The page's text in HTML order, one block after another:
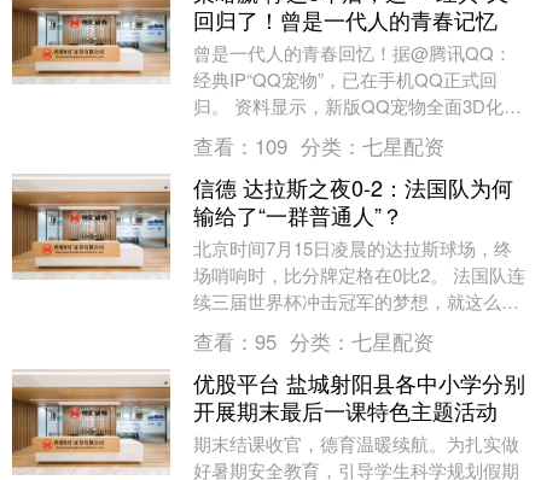
回归了！曾是一代人的青春记忆
曾是一代人的青春回忆！据@腾讯QQ：
经典IP“QQ宠物”，已在手机QQ正式回
归。 资料显示，新版QQ宠物全面3D化，
除企鹅外，新增“狗狗”与“蒜头鹅”物种；玩
法....
查看： 109 分类： 七星配资
信德 达拉斯之夜0-2：法国队为何
输给了“一群普通人”？
北京时间7月15日凌晨的达拉斯球场，终
场哨响时，比分牌定格在0比2。 法国队连
续三届世界杯冲击冠军的梦想，就这么干
脆利落地碎了。 很多人第一反应是“爆
冷”，但如....
查看： 95 分类： 七星配资
优股平台 盐城射阳县各中小学分别
开展期末最后一课特色主题活动
期末结课收官，德育温暖续航。为扎实做
好暑期安全教育，引导学生科学规划假期